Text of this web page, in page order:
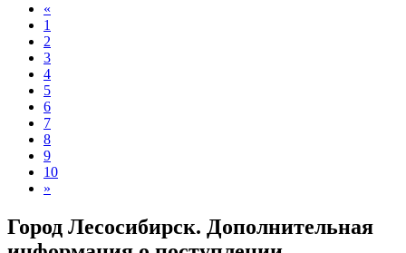
«
1
2
3
4
5
6
7
8
9
10
»
Город Лесосибирск. Дополнительная